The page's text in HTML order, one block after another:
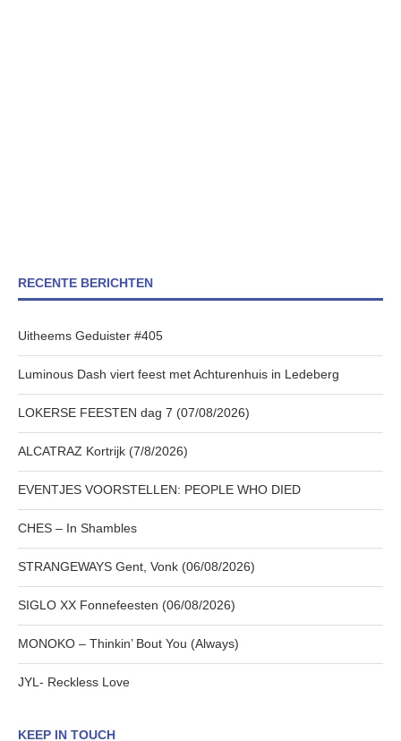
RECENTE BERICHTEN
Uitheems Geduister #405
Luminous Dash viert feest met Achturenhuis in Ledeberg
LOKERSE FEESTEN dag 7 (07/08/2026)
ALCATRAZ Kortrijk (7/8/2026)
EVENTJES VOORSTELLEN: PEOPLE WHO DIED
CHES – In Shambles
STRANGEWAYS Gent, Vonk (06/08/2026)
SIGLO XX Fonnefeesten (06/08/2026)
MONOKO – Thinkin’ Bout You (Always)
JYL- Reckless Love
KEEP IN TOUCH